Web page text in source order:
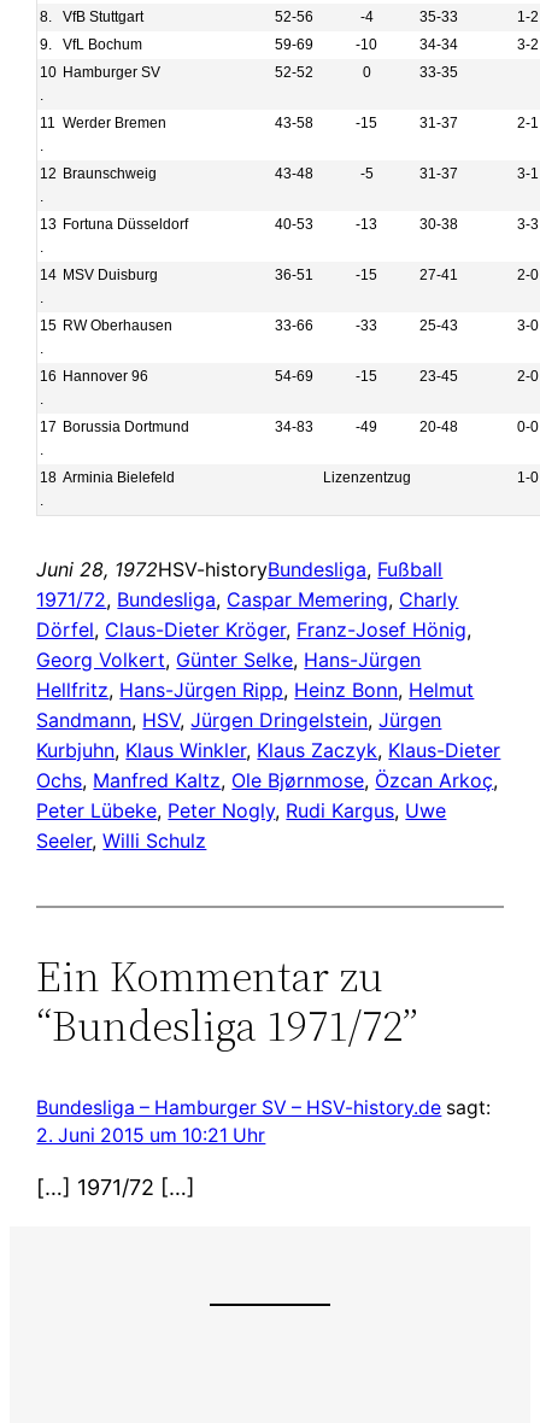
8.
VfB Stuttgart 52-56 -4 35-33
1-2
9.
VfL Bochum 59-69 -10 34-34
3-2
10
.
Hamburger SV 52-52 0 33-35
11
.
Werder Bremen 43-58 -15 31-37 2-1
12
.
Braunschweig 43-48 -5 31-37 3-1
13
.
Fortuna Düsseldorf 40-53 -13 30-38 3-3
14
.
MSV Duisburg 36-51 -15 27-41 2-0
15
.
RW Oberhausen 33-66 -33 25-43 3-0
16
.
Hannover 96 54-69 -15 23-45 2-0
17
.
Borussia Dortmund 34-83 -49 20-48 0-0
18
.
Arminia Bielefeld Lizenzentzug 1-0
Juni 28, 1972HSV-historyBundesliga, Fußball
1971/72, Bundesliga, Caspar Memering, Charly
Dörfel, Claus-Dieter Kröger, Franz-Josef Hönig
Georg Volkert, Günter Selke, Hans-Jürgen
Hellfritz, Hans-Jürgen Ripp, Heinz Bonn, Helmut
Sandmann, HSV, Jürgen Dringelstein, Jürgen
Kurbjuhn, Klaus Winkler, Klaus Zaczyk, Klaus-Dieter
Ochs, Manfred Kaltz, Ole Bjørnmose, Özcan Arkoç
Peter Lübeke, Peter Nogly, Rudi Kargus, Uwe
Seeler, Willi Schulz
Ein Kommentar zu
“Bundesliga 1971/72”
Bundesliga – Hamburger SV – HSV-history.de sagt:
2. Juni 2015 um 10:21 Uhr
[…] 1971/72 […]